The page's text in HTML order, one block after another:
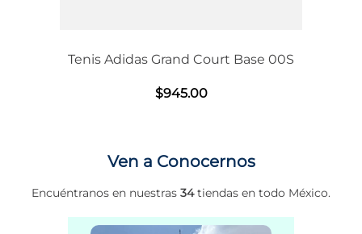
Tenis Adidas Grand Court Base 00S
$945.00
Ven a Conocernos
Encuéntranos en nuestras 34tiendas en todo México.